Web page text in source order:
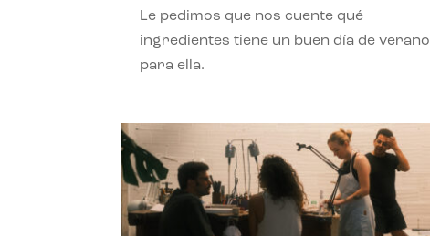
Le pedimos que nos cuente qué
ingredientes tiene un buen día de verano
para ella.